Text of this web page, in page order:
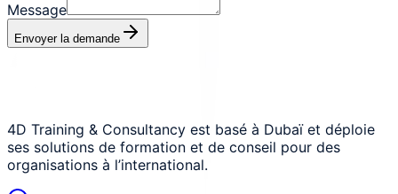
Message
Envoyer la demande
4D Training & Consultancy est basé à Dubaï et déploie
ses solutions de formation et de conseil pour des
organisations à l’international.